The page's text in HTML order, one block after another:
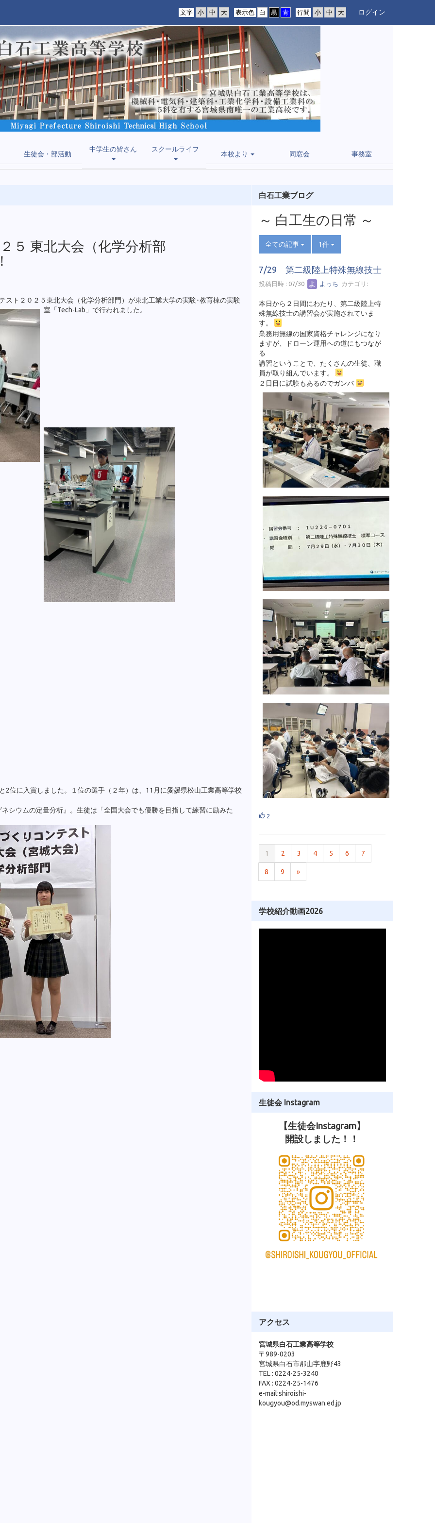
行間
表示色
文字 ログイン
生徒会・部活動
中学生の皆さん スクールライフ
本校より 同窓会 事務室
５ 東北大会（化学分析部
ト２０２５東北大会（化学分析部門）が東北工業大学の実験･教育棟の実験
室「Tech-Lab」で行われました。
位に入賞しました。１位の選手（２年）は、11月に愛媛県松山工業高等学校
ウムの定量分析』。生徒は「全国大会でも優勝を目指して練習に励みた
白石工業ブログ
～ 白工生の日常 ～
全ての記事 1件
7/29 第二級陸上特殊無線技士
投稿日時 : 07/30 よっち カテゴリ:
本日から２日間にわたり、第二級陸上特
殊無線技士の講習会が実施されていま
す。
業務用無線の国家資格チャレンジになり
ますが、ドローン運用への道にもつなが
る
講習ということで、たくさんの生徒、職
員が取り組んでいます。
２日目に試験もあるのでガンバ
2
1 2 3 4 5 6 7
8 9 »
学校紹介動画2026
生徒会 Instagram
【生徒会Instagram】
開設しました！！
アクセス
宮城県白石工業高等学校
〒989-0203
宮城県白石市郡山字鹿野43
TEL : 0224-25-3240
FAX : 0224-25-1476
e-mail:shiroishi-
kougyou@od.myswan.ed.jp